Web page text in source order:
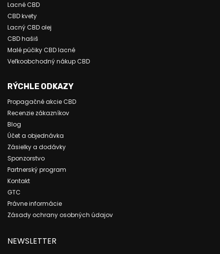
Lacné CBD
CBD kvety
Lacný CBD olej
CBD hašiš
Malé púčiky CBD lacné
Veľkoobchodný nákup CBD
RÝCHLE ODKAZY
Propagačné akcie CBD
Recenzie zákazníkov
Blog
Účet a objednávka
Zásielky a dodávky
Sponzorstvo
Partnerský program
Kontakt
GTC
Právne informácie
Zásady ochrany osobných údajov
NEWSLETTER